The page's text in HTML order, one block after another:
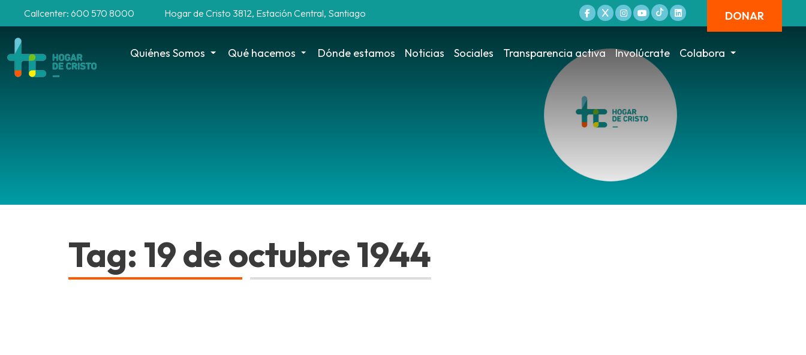
Callcenter: 600 570 8000 Hogar de Cristo 3812, Estación Central, Santiago DONAR
Quiénes Somos Qué hacemos Dónde estamos Noticias Sociales Transparencia activa Involúcrate Colabora
Tag: 19 de octubre 1944